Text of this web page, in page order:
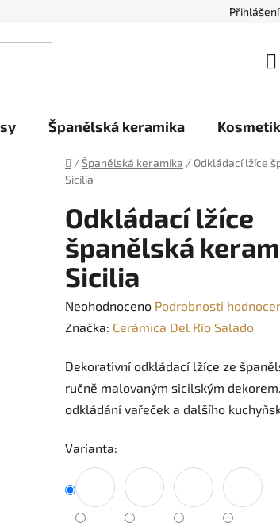
delikates Přihlášení
Španělská keramika
Domů
/Španělská keramika / Odkládací lžíce
Sicilia
Odkládací lžíce
španělská
Sicilia
Průměrné
hodnocení
je
0,0
z
hvězdiček.
Neohodnoceno Podrobnosti
Značka: Cerámica Del Río Salado
Dekorativní odkládací lžíce ze
ručně malovaným sicilským
odkládání vařeček a dalšího
Varianta: